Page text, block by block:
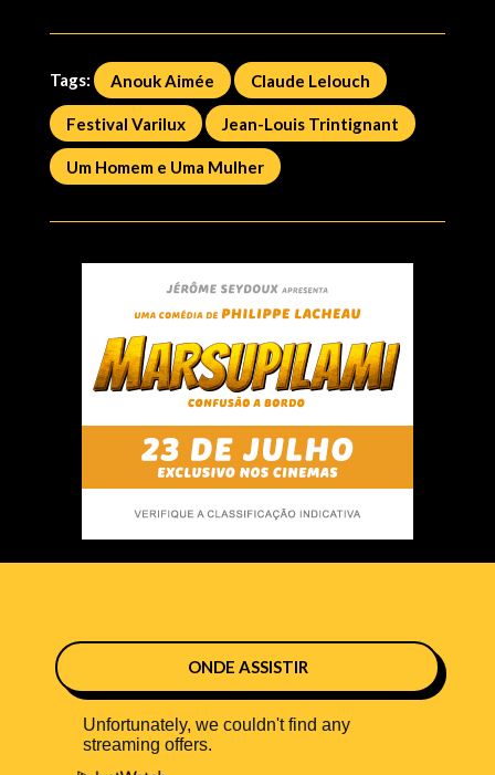
Tags: Anouk Aimée Claude Lelouch
Festival Varilux Jean-Louis Trintignant
Um Homem e Uma Mulher
ONDE ASSISTIR